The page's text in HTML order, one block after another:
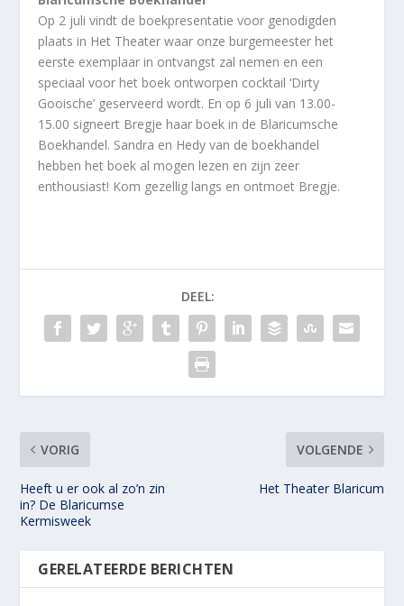
Op 2 juli vindt de boekpresentatie voor genodigden
plaats in Het Theater waar onze burgemeester het
eerste exemplaar in ontvangst zal nemen en een
speciaal voor het boek ontworpen cocktail ‘Dirty
Gooische’ geserveerd wordt. En op 6 juli van 13.00-
15.00 signeert Bregje haar boek in de Blaricumsche
Boekhandel. Sandra en Hedy van de boekhandel
hebben het boek al mogen lezen en zijn zeer
enthousiast! Kom gezellig langs en ontmoet Bregje.
DEEL:
VORIG
Heeft u er ook al zo’n zin
in? De Blaricumse
Kermisweek
VOLGENDE
Het Theater Blaricum
GERELATEERDE BERICHTEN